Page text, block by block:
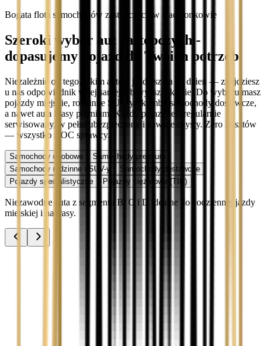
Bogata flota samochodów zastępczych w Radzionkowie
Szeroki wybór aut zastępczych -
dopasujemy pojazd do Twoich potrzeb
Niezależnie od tego, jakim autem jeździsz na co dzień — znajdziesz
u nas odpowiednik w tej samej lub wyższej klasie. Do wyboru masz
pojazdy miejskie, rodzinne SUV-y i kombi, samochody dostawcze,
a nawet auta klasy premium. Każdy pojazd jest regularnie
serwisowany, w pełni ubezpieczony i zawsze czysty. Zero kosztów
— wszystko z OC sprawcy.
Samochody osobowe
Samochody premium
Samochody rodzinne i SUV-y
Samochody dostawcze
Pojazdy specjalistyczne
Pojazdy ciężarowe (TIR)
Niezawodne auta z segmentu B, C i D idealne do codziennej jazdy
miejskiej i na trasy.